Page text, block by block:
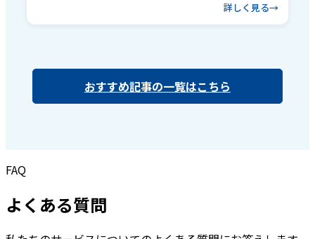
詳しく見る
おすすめ記事の一覧はこちら
FAQ
よくある質問